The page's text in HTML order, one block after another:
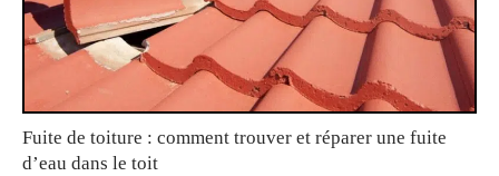
Fuite de toiture : comment trouver et réparer une fuite
d’eau dans le toit